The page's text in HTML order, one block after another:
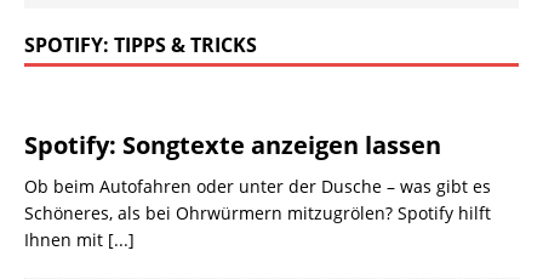
SPOTIFY: TIPPS & TRICKS
Spotify: Songtexte anzeigen lassen
Ob beim Autofahren oder unter der Dusche – was gibt es
Schöneres, als bei Ohrwürmern mitzugrölen? Spotify hilft
Ihnen mit [...]